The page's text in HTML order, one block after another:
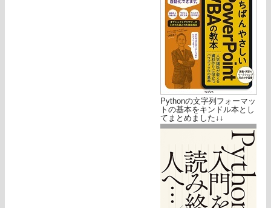
Pythonの文字列フォーマッ
トの基本をキンドル本とし
てまとめました↓↓